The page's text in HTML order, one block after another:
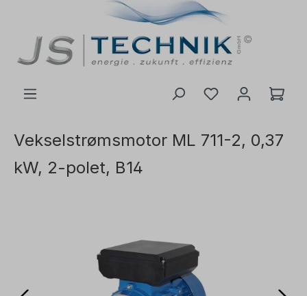
Vekselstrømsmotor ML 711-2, 0,37
kW, 2-polet, B14